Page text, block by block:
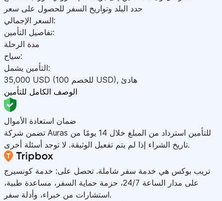
حدد البلد وتواريخ السفر للحصول على سعر
السعر الإجمالي:
تفاصيل التأمين:
مدة الرحلة
سياح:
التأمين يشمل:
35,000 USD USD), هادئ
الوصف الكامل للتأمين
ضمان استعادة الأموال
تضمن شركة Auras للتأمين استرداد من المبلغ خلال 14 يومًا من
تاريخ الشراء إذا لم يتم تفعيل الوثيقة. لا توجد أسئلة أخرى.
تريب بوكس هي خدمة سفر شاملة. تحصل على: خدمة كونسيرج
على مدار الساعة 24/7، حزمة حماية السفر، مساعدة طبية،
استشارات من خبراء، وأدلة سفر.